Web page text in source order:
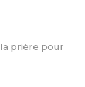
prière pour